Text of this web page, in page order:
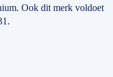
Ook dit merk voldoet